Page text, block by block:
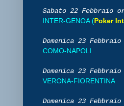
Sabato 22 Febbraio
INTER-GENOA (Poker
Domenica 23 Febbraio
COMO-NAPOLI
Domenica 23 Febbraio
VERONA-FIORENTINA
Domenica 23 Febbraio